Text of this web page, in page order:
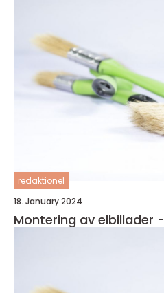
redaktionel
18. January 2024
Montering av elbillader